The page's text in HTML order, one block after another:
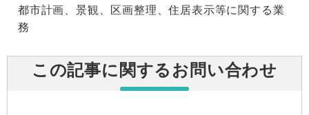
都市計画、景観、区画整理、住居表示等に関する業
務
この記事に関するお問い合わせ